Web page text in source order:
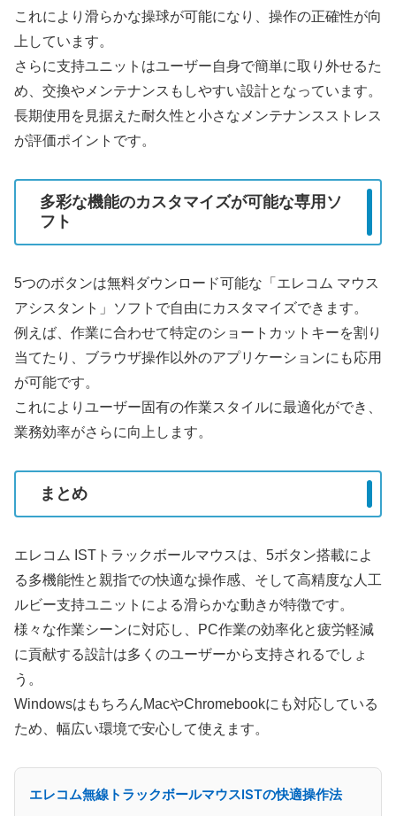
これにより滑らかな操球が可能になり、操作の正確性が向
上しています。
さらに支持ユニットはユーザー自身で簡単に取り外せるた
め、交換やメンテナンスもしやすい設計となっています。
長期使用を見据えた耐久性と小さなメンテナンスストレス
が評価ポイントです。
多彩な機能のカスタマイズが可能な専用ソ
フト
5つのボタンは無料ダウンロード可能な「エレコム マウス
アシスタント」ソフトで自由にカスタマイズできます。
例えば、作業に合わせて特定のショートカットキーを割り
当てたり、ブラウザ操作以外のアプリケーションにも応用
が可能です。
これによりユーザー固有の作業スタイルに最適化ができ、
業務効率がさらに向上します。
まとめ
エレコム ISTトラックボールマウスは、5ボタン搭載によ
る多機能性と親指での快適な操作感、そして高精度な人工
ルビー支持ユニットによる滑らかな動きが特徴です。
様々な作業シーンに対応し、PC作業の効率化と疲労軽減
に貢献する設計は多くのユーザーから支持されるでしょ
う。
WindowsはもちろんMacやChromebookにも対応している
ため、幅広い環境で安心して使えます。
エレコム無線トラックボールマウスISTの快適操作法